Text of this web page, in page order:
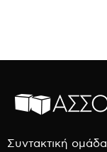
Συντακτική ομάδα